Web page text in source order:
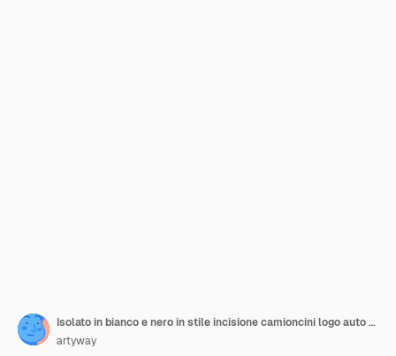
Isolato in bianco e nero in stile incisione camioncini logo auto logotipo colore nero veicolo automobilistico illustrazione vettoriale
artyway